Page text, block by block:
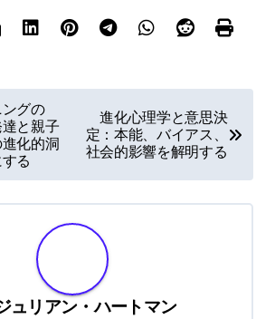
グの
と親子
化的洞
る
進化心理学と意思決
定：本能、バイアス、
社会的影響を解明する
ュリアン・ハートマン